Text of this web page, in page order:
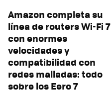
Amazon completa su
línea de routers Wi-Fi 7
con enormes
velocidades y
compatibilidad con
redes malladas: todo
sobre los Eero 7